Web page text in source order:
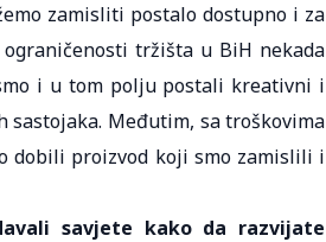
zamisliti postalo dostupno i za
tržišta u BiH nekada
i u tom polju postali kreativni i
Međutim, sa troškovima
dobili proizvod koji smo zamislili i
savjete kako da razvijate